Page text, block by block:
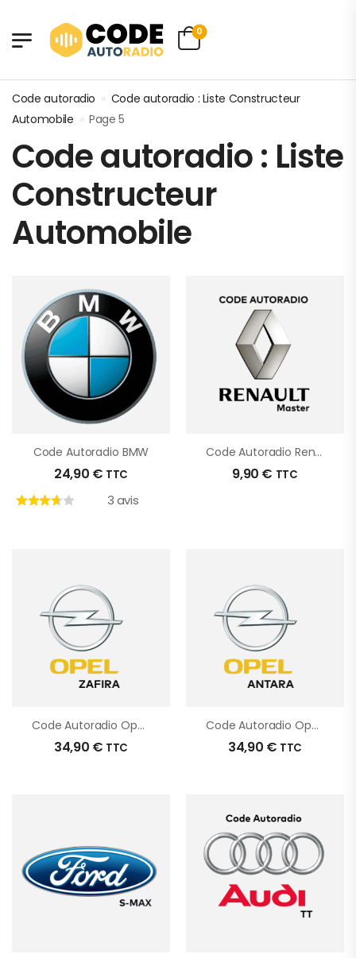
0
Code autoradio » Code autoradio : Liste Constructeur
Automobile » Page 5
Code autoradio : Liste
Constructeur
Automobile
Code Autoradio BMW
24,90 € TTC
3 avis
Code Autoradio Renault Master
9,90 € TTC
Code Autoradio Opel Zafira
34,90 € TTC
Code Autoradio Opel Antara
34,90 € TTC